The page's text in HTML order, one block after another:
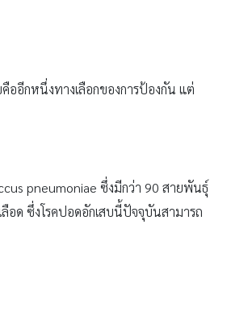
ออีกหนึ่งทางเลือกของการป้องกัน แต่
pneumoniae ซึ่งมีกว่า 90 สายพันธุ์
ลือด ซึ่งโรคปอดอักเสบนี้ปัจจุบันสามารถ